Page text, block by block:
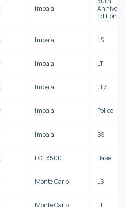
Impala
Edition
Impala LS
Impala LT
Impala LTZ
Impala Police
Impala SS
LCF 3500 Base
Monte Carlo LS
Monte Carlo LT